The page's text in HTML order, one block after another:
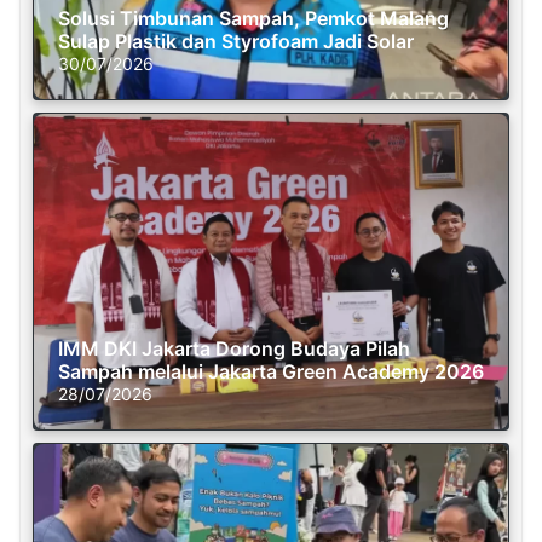
Solusi Timbunan Sampah, Pemkot Malang
Sulap Plastik dan Styrofoam Jadi Solar
30/07/2026
IMM DKI Jakarta Dorong Budaya Pilah
Sampah melalui Jakarta Green Academy 2026
28/07/2026